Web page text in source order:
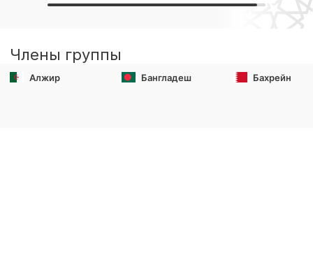
Члены группы
Алжир Бангладеш Бахрейн